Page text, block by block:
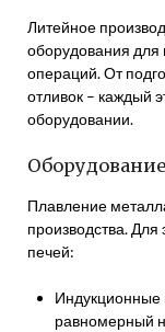
Литейное
оборудования для
операций. От
отливок – каждый
оборудовании.
Плавление
производства. Для
печей:
Индукционные
равномерный